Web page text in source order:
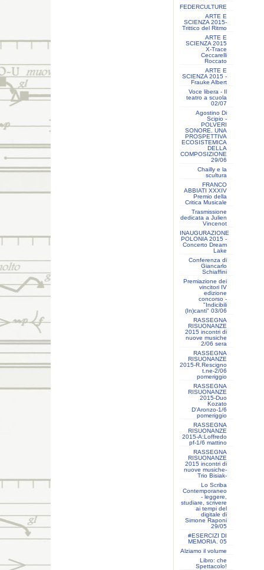
FEDERCULTURE
ARTE E
SCIENZA 2015-
Trittico del Ritmo
ARTE E
SCIENZA 2015
X-Trace
Ceccarelli
Roccato
ARTE E
SCIENZA 2015 -
Frauke Albert
Voce libera - Il
teatro a scuola
02/07
Agostino Di
Scipio -
POLVERI
SONORE. UNA
PROSPETTIVA
ECOSISTEMICA
DELLA
COMPOSIZIONE
29/06
Chailly e la
scultura
FRANCO
ABBIATI XXXIV
Premio della
Critica Musicale
Trasmissione
dedicata a Julien
Vincenot
INAUGURAZIONE
POLONIA 2015 -
Concerto Dream
Lake
Conferenza di
Giancarlo
Schiaffini
Premiazione dei
vincitori IV
edizione
concorso -
"Indicibili
(In)canti" 03/06
RASSEGNA
RISUONANZE
2015 incontri di
nuove musiche
2/06 sera
RASSEGNA
RISUONANZE
2015-R.Rescigno
t.ne-2/06
pomeriggio
RASSEGNA
RISUONANZE
2015-Duo
Kozato
D'Aronzo-1/6
pomeriggio
RASSEGNA
RISUONANZE
2015-A:Loffredo
pf-1/6 mattino
RASSEGNA
RISUONANZE
2015 incontri di
nuove musiche-
Trio Bisiak-
Lo Scriba
Contemporaneo
- leggere,
studiare, scrivere
ai tempi del
digitale di
Simone Raponi
29/05
#ESERCIZI DI
MEMORIA. 05
Alziamo il volume
Libro: che
Spettacolo!